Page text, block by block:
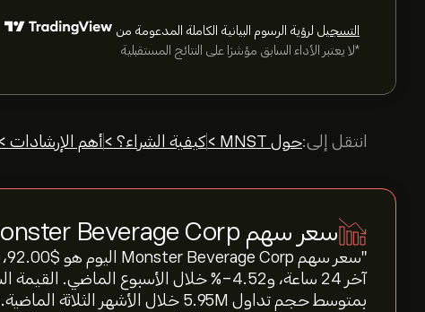
التسجيل لرؤية الرسوم البيانية الكاملة المدعومة من
*لا يعتبر الأداء السابق مؤشرًا على النتائج المستقبلية
انتقل إلى:حول MNST > كيفية الشراء؟ >أهم الإرشادات
سعر سهم Monster Beverage Corp